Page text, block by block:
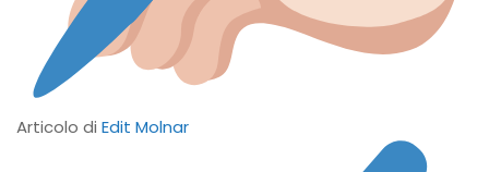
Articolo di